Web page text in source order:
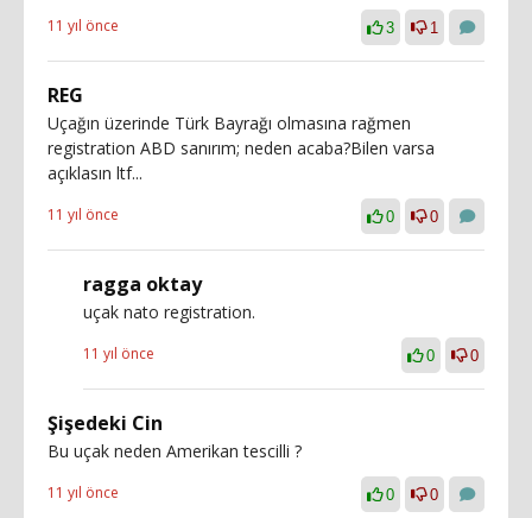
11 yıl önce 3 1
REG
Uçağın üzerinde Türk Bayrağı olmasına rağmen
registration ABD sanırım; neden acaba?Bilen varsa
açıklasın ltf...
11 yıl önce 0 0
ragga oktay
uçak nato registration.
11 yıl önce 0 0
Şişedeki Cin
Bu uçak neden Amerikan tescilli ?
11 yıl önce 0 0